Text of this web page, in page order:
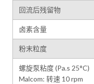
回流后残留物
卤素含量
粉末粒度
螺旋泵粘度 (Pa.s 25°C)
Malcom: 转速 10 rpm